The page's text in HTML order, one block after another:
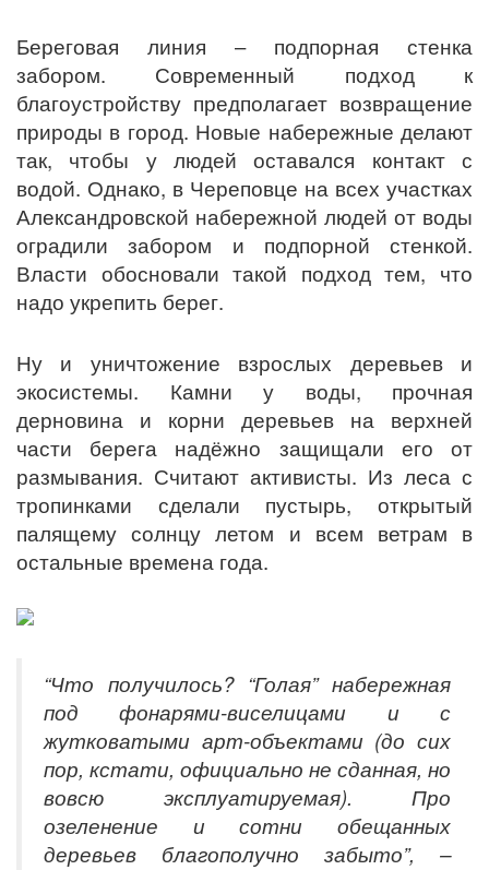
Береговая линия – подпорная стенка
забором. Современный подход к
благоустройству предполагает возвращение
природы в город. Новые набережные делают
так, чтобы у людей оставался контакт с
водой. Однако, в Череповце на всех участках
Александровской набережной людей от воды
оградили забором и подпорной стенкой.
Власти обосновали такой подход тем, что
надо укрепить берег.
Ну и уничтожение взрослых деревьев и
экосистемы. Камни у воды, прочная
дерновина и корни деревьев на верхней
части берега надёжно защищали его от
размывания. Считают активисты. Из леса с
тропинками сделали пустырь, открытый
палящему солнцу летом и всем ветрам в
остальные времена года.
“Что получилось? “Голая” набережная
под фонарями-виселицами и с
жутковатыми арт-объектами (до сих
пор, кстати, официально не сданная, но
вовсю эксплуатируемая). Про
озеленение и сотни обещанных
деревьев благополучно забыто”, –